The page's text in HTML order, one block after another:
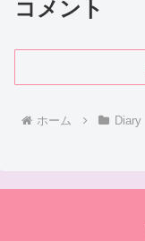
コメント
ホーム Diary